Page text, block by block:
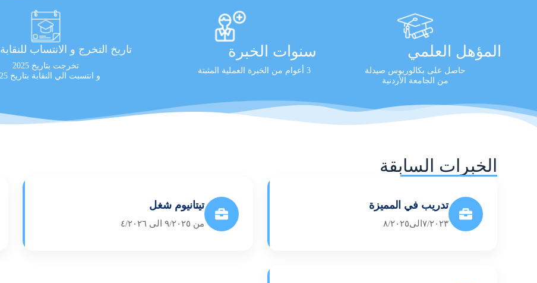
المؤهل العلمي
حاصل على بكالوريوس صيدلة
من الجامعة الأردنية
سنوات الخبرة
3 أعوام من الخبرة العملية المثبتة
تاريخ التخرج و الانتساب للنقابة
تخرجت بتاريخ 2025
و انتسبت الي النقابة بتاريخ 2025
الخبرات السابقة
تدريب في المميزة
٧/٢٠٢٣الى٨/٢٠٢٥
تيتانيوم شغل
من ٩/٢٠٢٥ الى ٤/٢٠٢٦